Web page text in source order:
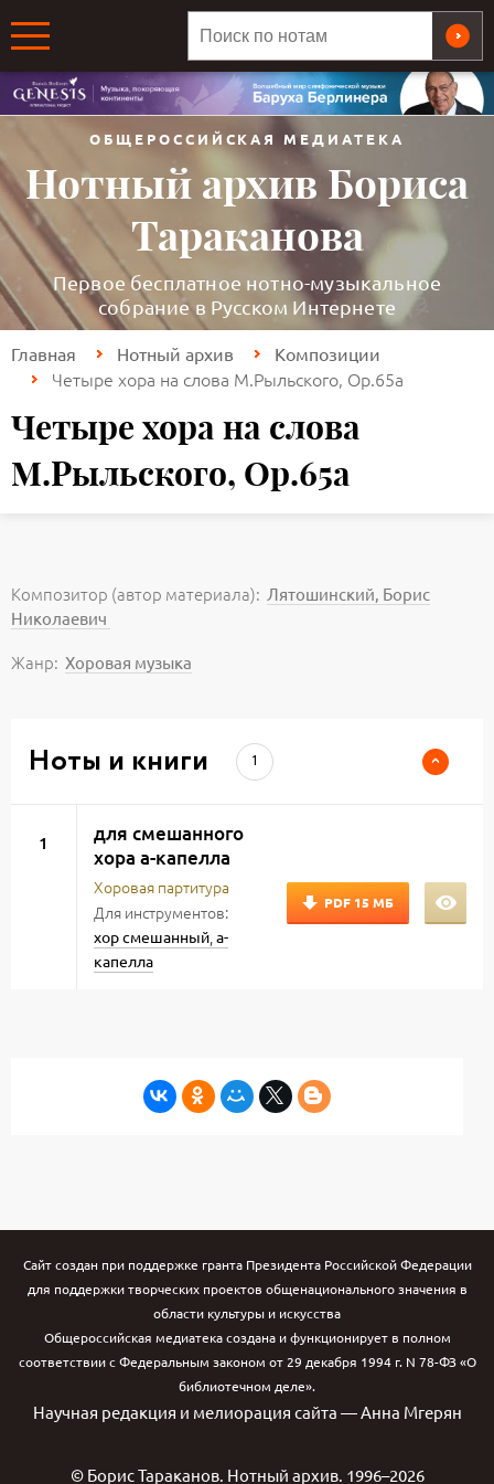
ОБЩЕРОССИЙСКАЯ МЕДИАТЕКА
Нотный архив Бориса
Тараканова
Первое бесплатное нотно-музыкальное
собрание в Русском Интернете
Главная Нотный архив Композиции
Четыре хора на слова М.Рыльского, Оp.65a
Четыре хора на слова
М.Рыльского, Оp.65a
Композитор (автор материала): Лятошинский, Борис
Николаевич
Жанр: Хоровая музыка
Ноты и книги 1
1
для смешанного
хора а-капелла
Хоровая партитура
Для инструментов:
хор смешанный,а-
капелла
PDF 15 МБ
Сайт создан при поддержке гранта Президента Российской Федерации
для поддержки творческих проектов общенационального значения в
области культуры и искусства
Общероссийская медиатека создана и функционирует в полном
соответствии с Федеральным законом от 29 декабря 1994 г. N 78-ФЗ «О
библиотечном деле».
Научная редакция и мелиорация сайта — Анна Мгерян
© Борис Тараканов. Нотный архив. 1996–2026